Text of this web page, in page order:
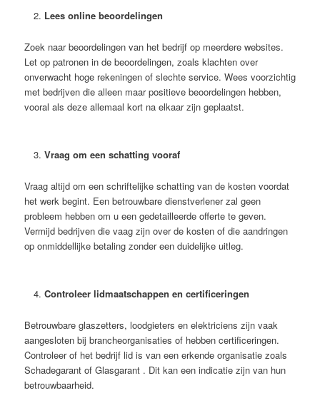
Lees online beoordelingen
Zoek naar beoordelingen van het bedrijf op meerdere websites.
Let op patronen in de beoordelingen, zoals klachten over
onverwacht hoge rekeningen of slechte service. Wees voorzichtig
met bedrijven die alleen maar positieve beoordelingen hebben,
vooral als deze allemaal kort na elkaar zijn geplaatst.
Vraag om een schatting vooraf
Vraag altijd om een schriftelijke schatting van de kosten voordat
het werk begint. Een betrouwbare dienstverlener zal geen
probleem hebben om u een gedetailleerde offerte te geven.
Vermijd bedrijven die vaag zijn over de kosten of die aandringen
op onmiddellijke betaling zonder een duidelijke uitleg.
Controleer lidmaatschappen en certificeringen
Betrouwbare glaszetters, loodgieters en elektriciens zijn vaak
aangesloten bij brancheorganisaties of hebben certificeringen.
Controleer of het bedrijf lid is van een erkende organisatie zoals
Schadegarant of Glasgarant . Dit kan een indicatie zijn van hun
betrouwbaarheid.